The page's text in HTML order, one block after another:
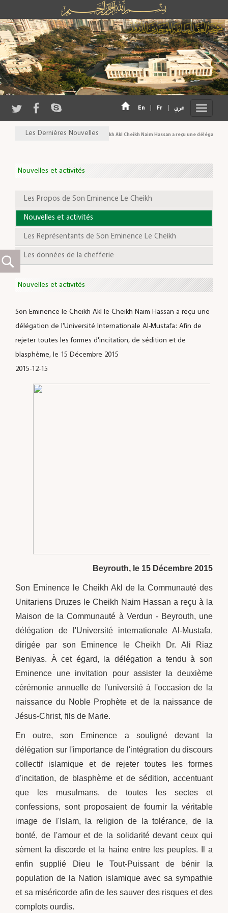
En Fr عربي
Les Dernières Nouvelles
Son Eminence Cheikh Akl Cheikh Naim Hassan a reçu une délégation
Nouvelles et activités
Les Propos de Son Eminence Le Cheikh
Nouvelles et activités
Les Représentants de Son Eminence Le Cheikh
Les données de la chefferie
Nouvelles et activités
Son Eminence le Cheikh Akl le Cheikh Naim Hassan a reçu une
délégation de l'Université Internationale Al-Mustafa: Afin de
rejeter toutes les formes d'incitation, de sédition et de
blasphème, le 15 Décembre 2015
2015-12-15
Beyrouth, le 15 Décembre 2015
Son Eminence le Cheikh Akl de la Communauté des
Unitariens Druzes le Cheikh Naim Hassan a reçu à la
Maison de la Communauté à Verdun - Beyrouth, une
délégation de l'Université internationale Al-Mustafa,
dirigée par son Eminence le Cheikh Dr. Ali Riaz
Beniyas. À cet égard, la délégation a tendu à son
Eminence une invitation pour assister la deuxième
cérémonie annuelle de l'université à l'occasion de la
naissance du Noble Prophète et de la naissance de
Jésus-Christ, fils de Marie.
En outre, son Eminence a souligné devant la
délégation sur l'importance de l'intégration du discours
collectif islamique et de rejeter toutes les formes
d'incitation, de blasphème et de sédition, accentuant
que les musulmans, de toutes les sectes et
confessions, sont proposaient de fournir la véritable
image de l'Islam, la religion de la tolérance, de la
bonté, de l'amour et de la solidarité devant ceux qui
sèment la discorde et la haine entre les peuples. Il a
enfin supplié Dieu le Tout-Puissant de bénir la
population de la Nation islamique avec sa sympathie
et sa miséricorde afin de les sauver des risques et des
complots ourdis.